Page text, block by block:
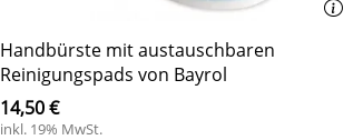
Handbürste mit austauschbaren
Reinigungspads von Bayrol
14,50 €
inkl. 19% MwSt.